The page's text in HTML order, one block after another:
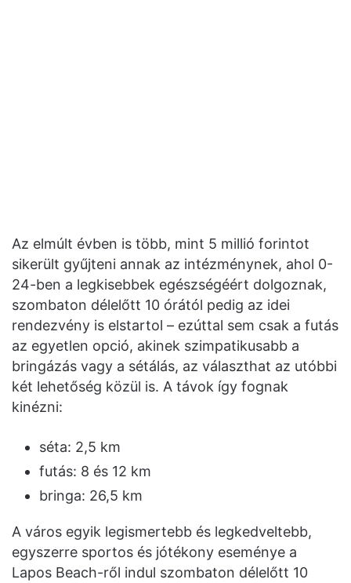
Az elmúlt évben is több, mint 5 millió forintot
sikerült gyűjteni annak az intézménynek, ahol 0-
24-ben a legkisebbek egészségéért dolgoznak,
szombaton délelőtt 10 órától pedig az idei
rendezvény is elstartol – ezúttal sem csak a futás
az egyetlen opció, akinek szimpatikusabb a
bringázás vagy a sétálás, az választhat az utóbbi
két lehetőség közül is. A távok így fognak
kinézni:
séta: 2,5 km
futás: 8 és 12 km
bringa: 26,5 km
A város egyik legismertebb és legkedveltebb,
egyszerre sportos és jótékony eseménye a
Lapos Beach-ről indul szombaton délelőtt 10